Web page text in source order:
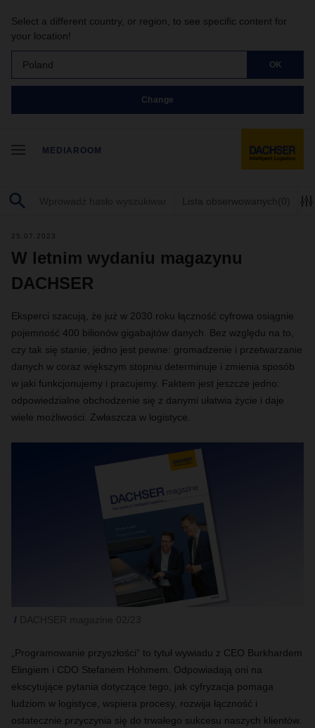
Select a different country, or region, to see specific content for
your location!
Poland OK
Change
MEDIAROOM
Lista obserwowanych (0)
25.07.2023
W letnim wydaniu magazynu
DACHSER
Eksperci szacują, że już w 2030 roku łączność cyfrowa osiągnie
pojemność 400 bilionów gigabajtów danych. Bez względu na to,
czy tak się stanie, jedno jest pewne: gromadzenie i przetwarzanie
danych w coraz większym stopniu determinuje i zmienia sposób
w jaki funkcjonujemy i pracujemy. Faktem jest jeszcze jedno:
odpowiedzialne obchodzenie się z danymi ułatwia życie i daje
wiele możliwości. Zwłaszcza w logistyce.
„Programowanie przyszłości” to tytuł wywiadu z CEO Burkhardem
Elingiem i CDO Stefanem Hohmem. Odpowiadają oni na
ekscytujące pytania dotyczące tego, jak cyfryzacja pomaga
ludziom w logistyce, wspiera procesy, rozwija łączność i
ostatecznie przyczynia się do trwałego sukcesu naszych klientów.